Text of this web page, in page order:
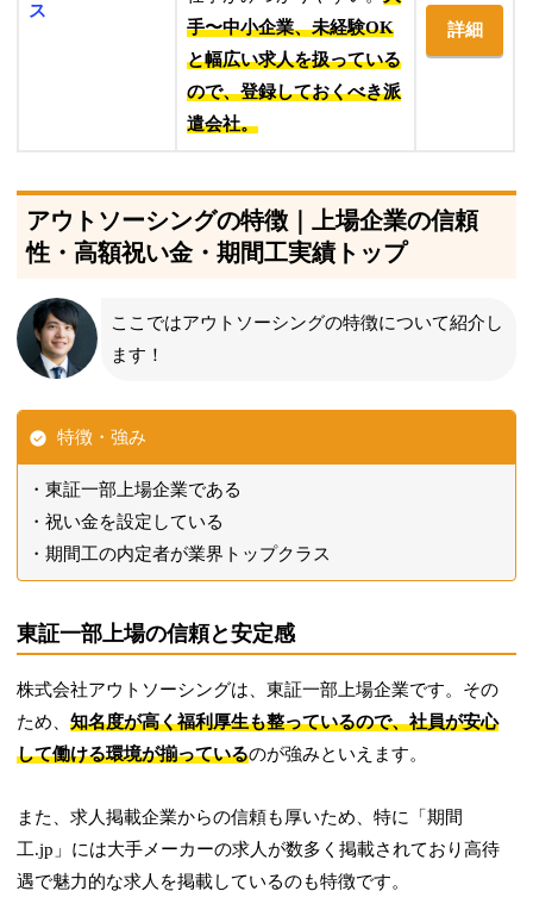
ス
手〜中小企業、未経験OK
と幅広い求人を扱っている
ので、登録しておくべき派
遣会社。
詳細
アウトソーシングの特徴｜上場企業の信頼
性・高額祝い金・期間工実績トップ
ここではアウトソーシングの特徴について紹介し
ます！
特徴・強み
東証一部上場企業である
祝い金を設定している
期間工の内定者が業界トップクラス
東証一部上場の信頼と安定感
株式会社アウトソーシングは、東証一部上場企業です。その
ため、知名度が高く福利厚生も整っているので、社員が安心
して働ける環境が揃っているのが強みといえます。
また、求人掲載企業からの信頼も厚いため、特に「期間
工.jp」には大手メーカーの求人が数多く掲載されており高待
遇で魅力的な求人を掲載しているのも特徴です。